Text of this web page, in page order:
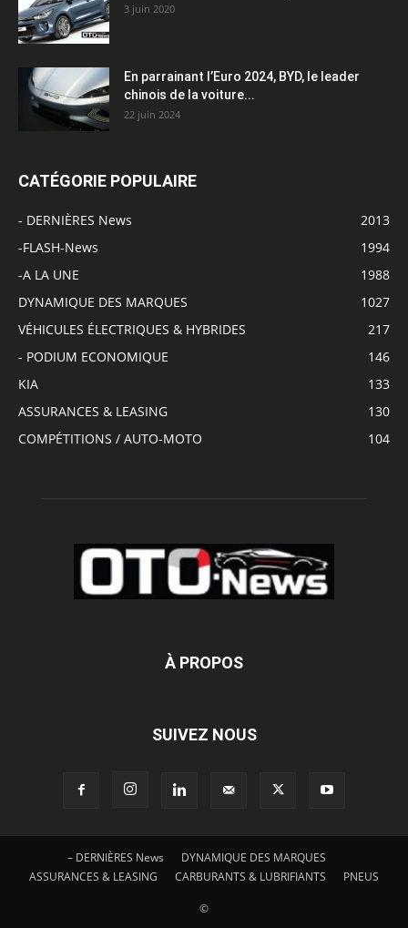
3 juin 2020
En parrainant l’Euro 2024, BYD, le leader
chinois de la voiture...
22 juin 2024
CATÉGORIE POPULAIRE
- DERNIÈRES News
2013
-FLASH-News
1994
-A LA UNE
1988
DYNAMIQUE DES MARQUES
1027
VÉHICULES ÉLECTRIQUES & HYBRIDES
217
- PODIUM ECONOMIQUE
146
KIA
133
ASSURANCES & LEASING
130
COMPÉTITIONS / AUTO-MOTO
104
À PROPOS
SUIVEZ NOUS
– DERNIÈRES News
DYNAMIQUE DES MARQUES
ASSURANCES & LEASING
CARBURANTS & LUBRIFIANTS PNEUS
©